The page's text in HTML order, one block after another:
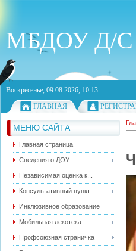
МБДОУ Д/С
Воскресенье, 09.08.2026, 10:13
ГЛАВНАЯ
МЕНЮ САЙТА
Главная страница
Сведения о ДОУ
Независимая оценка к...
Консультативный пункт
Инклюзивное образование
Мобильная лекотека
Профсоюзная страничка